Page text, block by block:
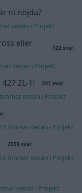
ni nöjda?
sedan i Projekt
eller
122 svar
sedan i Projekt
ZL-1! 551 svar
sedan i Projekt
timmar sedan i Projekt
2559 svar
timmar sedan i Projekt
sedan i Projekt